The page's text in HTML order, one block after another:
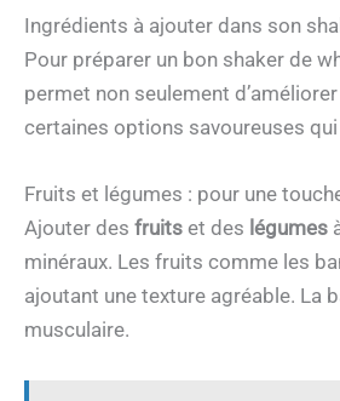
Ingrédients à ajouter dans son
Pour préparer un bon shaker de
permet non seulement
certaines options savoureuses
Fruits et légumes : pour une
Ajouter des fruits et des légumes
minéraux. Les fruits comme les
ajoutant une texture agréable. La
musculaire.